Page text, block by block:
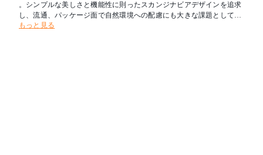
。シンプルな美しさと機能性に則ったスカンジナビアデザインを追求
し、流通、パッケージ面で自然環境への配慮にも大きな課題として取
り組んでいるブランドです。
もっと見る